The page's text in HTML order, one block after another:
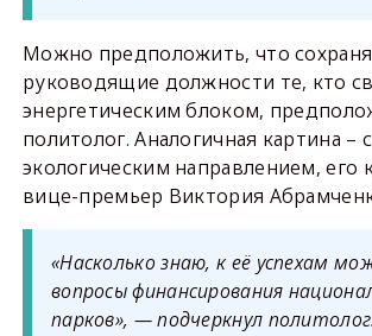
Можно предположить, что
руководящие должности те, кто
энергетическим блоком,
политолог. Аналогичная картина – с
экологическим направлением, его
вице-премьер Виктория
«Насколько знаю, к её успехам
вопросы финансирования
парков», — подчеркнул политолог.